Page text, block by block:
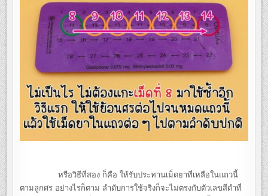
หรือวิธีที่สอง ก็คือ ให้รับประทานเม็ดยาที่เหลือในแถวนี้
ตามลูกศร อย่างไรก็ตาม ลำดับการใช้จริงก็จะไม่ตรงกับตัวเลขสีดำที่